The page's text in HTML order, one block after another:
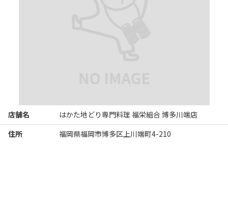
店舗名
はかた地どり専門料理 福栄組合 博多川端店
住所
福岡県福岡市博多区上川端町4-210